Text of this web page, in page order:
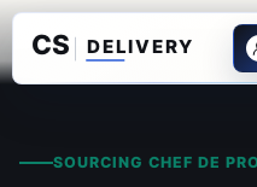
SOURCING CHEF DE